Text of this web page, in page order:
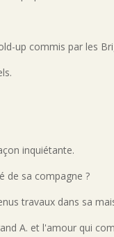
up commis par les
inquiétante.
de sa compagne ?
travaux dans sa
A. et l'amour qui